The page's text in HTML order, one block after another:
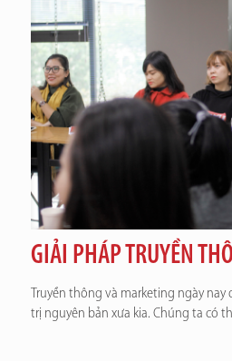
GIẢI PHÁP TRUYỀN
Truyền thông và marketing ngày
trị nguyên bản xưa kia. Chúng ta có